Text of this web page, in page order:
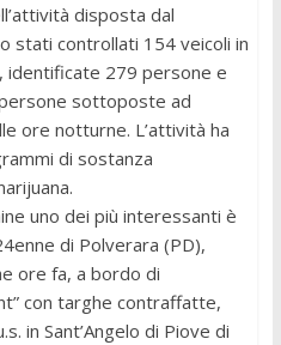
disposta dal
stati controllati 154 veicoli in
identificate 279 persone e
sottoposte ad
ore notturne. L’attività ha
di sostanza
uno dei più interessanti è
di Polverara (PD),
ore fa, a bordo di
con targhe contraffatte,
in Sant’Angelo di Piove di